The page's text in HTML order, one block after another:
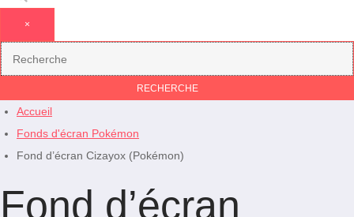
×
Accueil
Fonds d'écran Pokémon
Fond d’écran Cizayox (Pokémon)
Fond d’écran